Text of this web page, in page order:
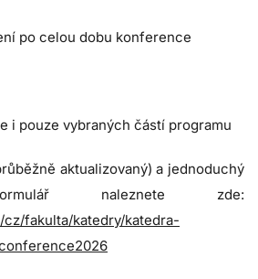
po celou dobu konference
i pouze vybraných částí programu
aktualizovaný) a jednoduchý
naleznete zde:
fakulta/katedry/katedra-